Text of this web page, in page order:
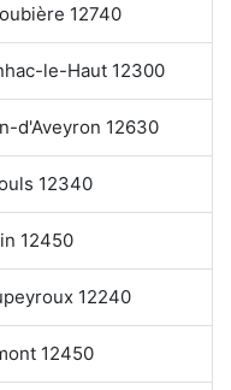
12740
le-Haut 12300
d'Aveyron 12630
12340
12450
12240
12450